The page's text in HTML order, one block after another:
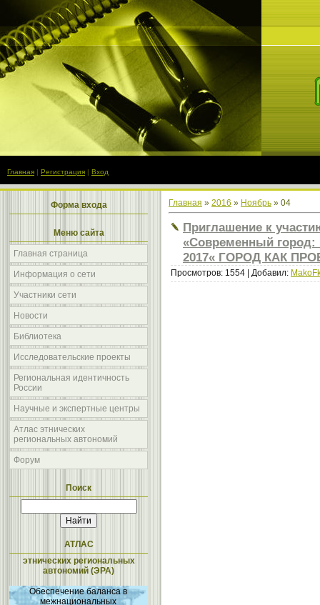
Главная | Регистрация | Вход
Форма входа
Меню сайта
Главная страница
Информация о сети
Участники сети
Новости
Библиотека
Исследовательские проекты
Региональная идентичность
России
Научные и экспертные центры
Атлас этнических
региональных автономий
Форум
Поиск
АТЛАС
этнических региональных
автономий (ЭРА)
Обеспечение баланса в
межнациональных
Главная » 2016 » Ноябрь » 04
Приглашение к
«Современный город:
2017« ГОРОД КАК
Просмотров: 1554 | Добавил: